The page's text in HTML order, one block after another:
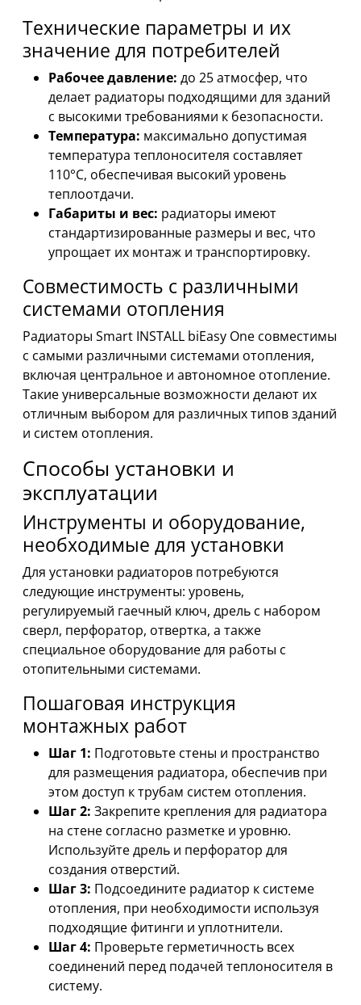
Технические параметры и их
значение для потребителей
Рабочее давление: до 25 атмосфер, что
делает радиаторы подходящими для зданий
с высокими требованиями к безопасности.
Температура: максимально допустимая
температура теплоносителя составляет
110°C, обеспечивая высокий уровень
теплоотдачи.
Габариты и вес: радиаторы имеют
стандартизированные размеры и вес, что
упрощает их монтаж и транспортировку.
Совместимость с различными
системами отопления
Радиаторы Smart INSTALL biEasy One совместимы
с самыми различными системами отопления,
включая центральное и автономное отопление.
Такие универсальные возможности делают их
отличным выбором для различных типов зданий
и систем отопления.
Способы установки и
эксплуатации
Инструменты и оборудование,
необходимые для установки
Для установки радиаторов потребуются
следующие инструменты: уровень,
регулируемый гаечный ключ, дрель с набором
сверл, перфоратор, отвертка, а также
специальное оборудование для работы с
отопительными системами.
Пошаговая инструкция
монтажных работ
Шаг 1: Подготовьте стены и пространство
для размещения радиатора, обеспечив при
этом доступ к трубам систем отопления.
Шаг 2: Закрепите крепления для радиатора
на стене согласно разметке и уровню.
Используйте дрель и перфоратор для
создания отверстий.
Шаг 3: Подсоедините радиатор к системе
отопления, при необходимости используя
подходящие фитинги и уплотнители.
Шаг 4: Проверьте герметичность всех
соединений перед подачей теплоносителя в
систему.